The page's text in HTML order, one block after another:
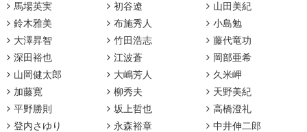
馬場英実
初谷遼
山田美紀
鈴木雅美
布施秀人
小島勉
大澤昇智
竹田浩志
藤代竜功
深田裕也
江波蒼
岡部亜希
山岡健太郎
大嶋芳人
久米岬
加藤寛
柳秀夫
天野美紀
平野勝則
坂上哲也
高橋澄礼
登内さゆり
永森裕章
中井伸二郎